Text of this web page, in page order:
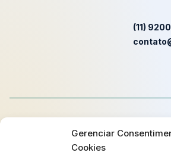
Gerenciar
Cookies
(11)